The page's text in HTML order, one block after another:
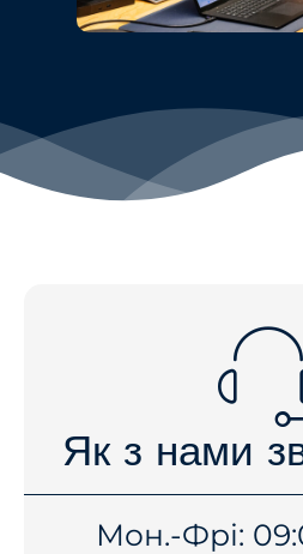
Як з нами
Мон.-Фрі: